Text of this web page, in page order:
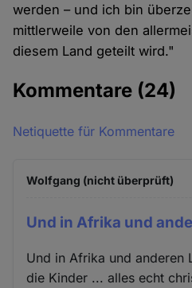
werden – und ich bin
mittlerweile von den
diesem Land geteilt wird."
Kommentare (24)
Netiquette für Kommentare
Wolfgang (nicht überprüft)
Und in Afrika und
Und in Afrika und anderen
die Kinder ... alles echt